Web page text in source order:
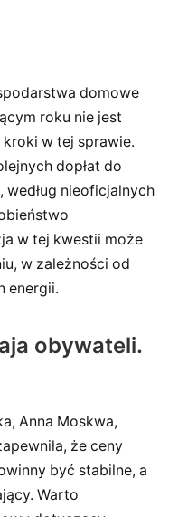
domowe
roku nie jest
kroki w tej sprawie.
dopłat do
według nieoficjalnych
w tej kwestii może
w zależności od
energii.
obywateli.
Anna Moskwa,
że ceny
być stabilne, a
Warto